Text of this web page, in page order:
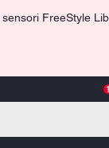
FreeStyle
1